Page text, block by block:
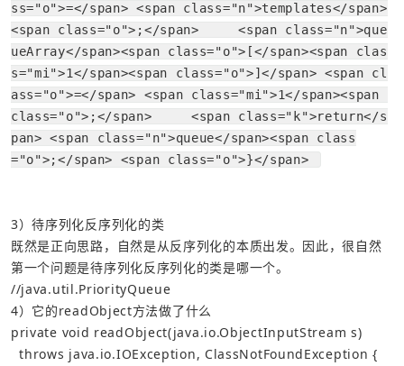
ss="o">=</span> <span class="n">templates</span>
<span class="o">;</span>     <span class="n">que
ueArray</span><span class="o">[</span><span clas
s="mi">1</span><span class="o">]</span> <span cl
ass="o">=</span> <span class="mi">1</span><span
class="o">;</span>     <span class="k">return</s
pan> <span class="n">queue</span><span class
="o">;</span> <span class="o">}</span>
既然是正向思路，自然是从反序列化的本质出发。因此，很自然
第一个问题是待序列化反序列化的类是哪一个。
//java.util.PriorityQueue
4）它的readObject方法做了什么
private void readObject(java.io.ObjectInputStream s)
throws java.io.IOException, ClassNotFoundException {